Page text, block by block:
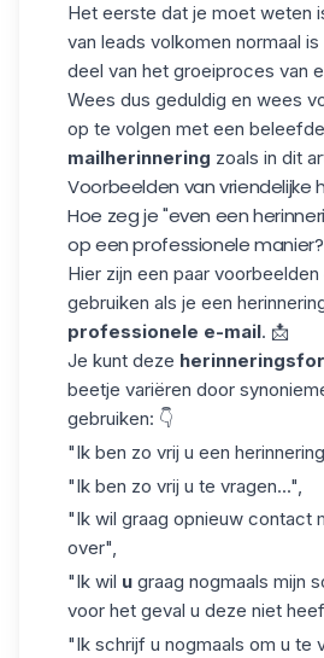
Het eerste dat je moet weten
van leads volkomen normaal
deel van het groeiproces van
Wees dus geduldig en wees
op te volgen met een beleefde
mailherinnering zoals in dit
Voorbeelden van vriendelijke
Hoe zeg je "even een
op een professionele manier?
Hier zijn een paar
gebruiken als je een
professionele e-mail. 📩
Je kunt deze
beetje variëren door
gebruiken: 👇
"Ik ben zo vrij u een
"Ik ben zo vrij u te vragen...",
"Ik wil graag opnieuw contact
over",
"Ik wil u graag nogmaals mijn
voor het geval u deze niet
"Ik schrijf u nogmaals om u te